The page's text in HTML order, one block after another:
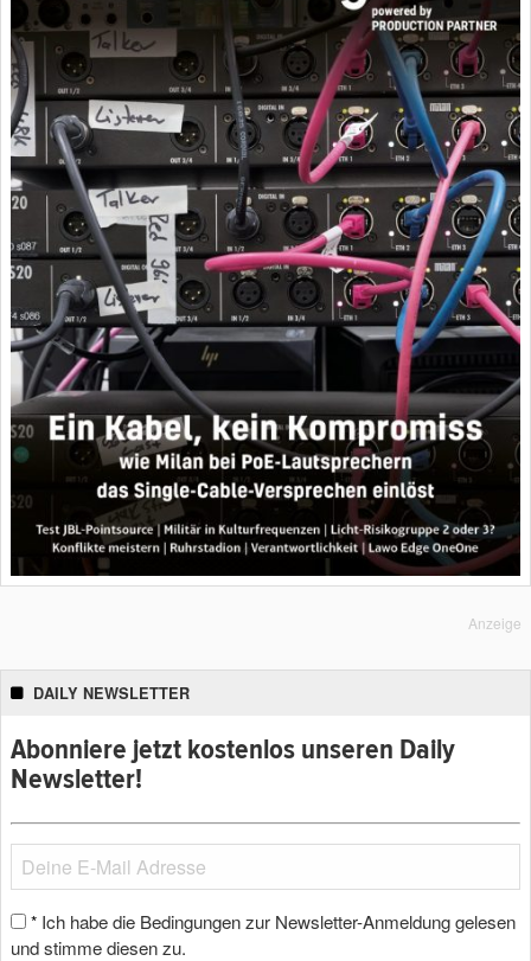
Anzeige
DAILY NEWSLETTER
Abonniere jetzt kostenlos unseren Daily
Newsletter!
* Ich habe die Bedingungen zur Newsletter-Anmeldung gelesen
und stimme diesen zu.